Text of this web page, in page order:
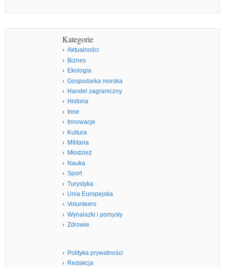
Kategorie
Aktualności
Biznes
Ekologia
Gospodarka morska
Handel zagraniczny
Historia
Inne
Innowacje
Kultura
MIlitaria
Młodzież
Nauka
Sport
Turystyka
Unia Europejska
Volunteers
Wynalazki i pomysły
Zdrowie
Polityka prywatności
Redakcja